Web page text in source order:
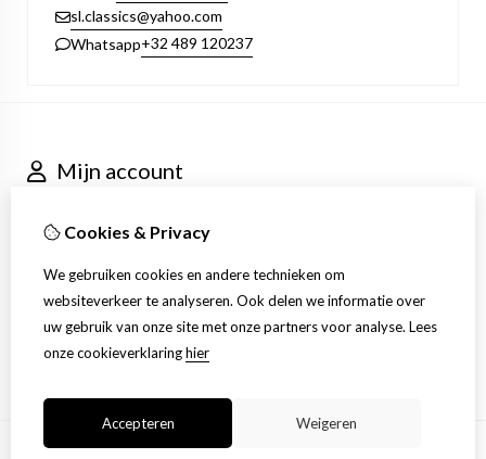
sl.classics@yahoo.com
Whatsapp+32 489 120237
Mijn account
Bestelhistorie
Klantenservice
Contact
Retourneren
Sitemap
Cookies & Privacy
We gebruiken cookies en andere technieken om
websiteverkeer te analyseren. Ook delen we informatie over
uw gebruik van onze site met onze partners voor analyse. Lees
onze cookieverklaringhier
Accepteren Weigeren